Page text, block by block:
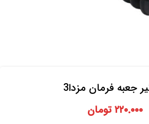
جعبه فرمان مزدا3
۲۲۰.۰۰۰ تومان